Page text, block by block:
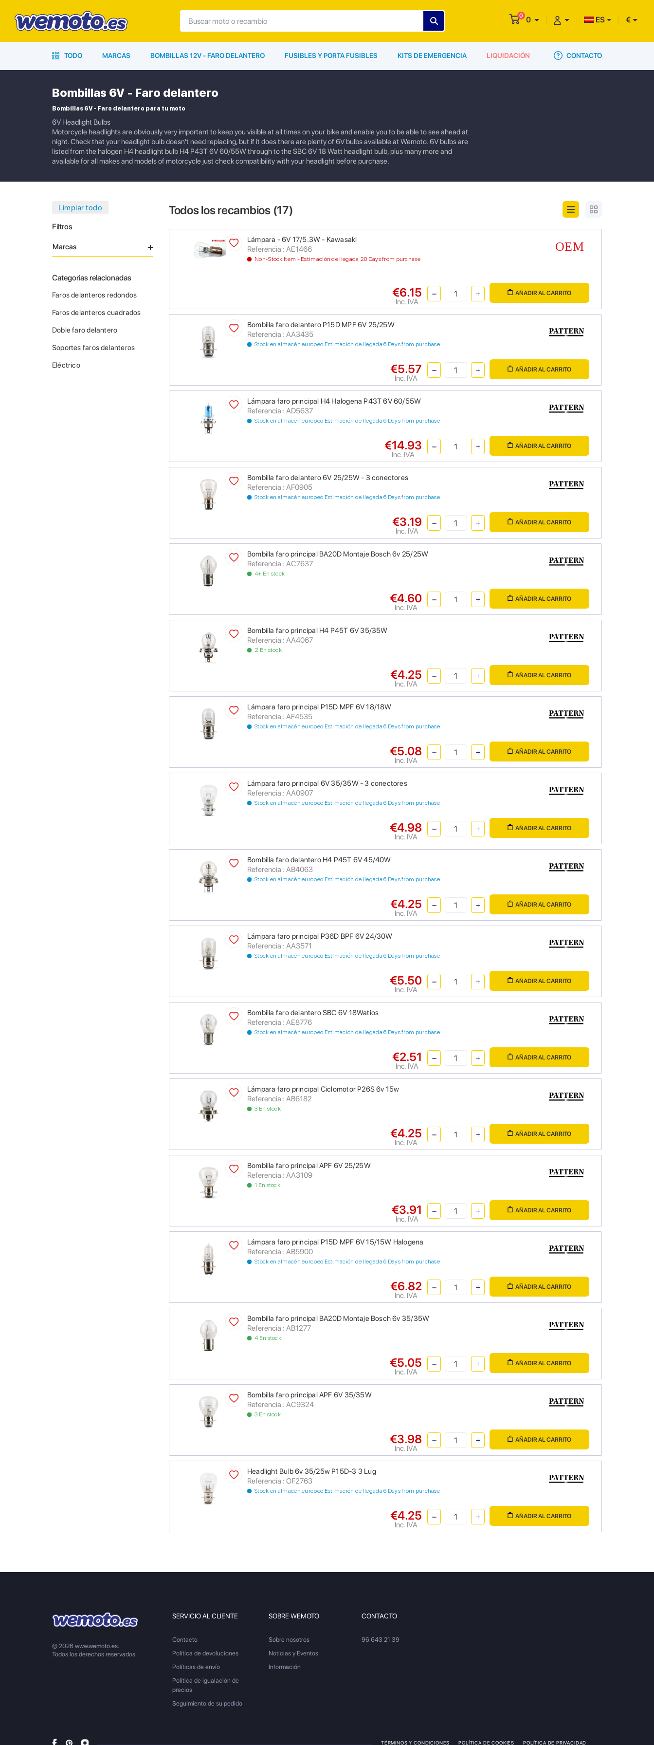
0 0 ES €
TODO MARCAS BOMBILLAS 12V - FARO DELANTERO FUSIBLES Y PORTA FUSIBLES KITS DE EMERGENCIA LIQUIDACIÓN CONTACTO
Bombillas 6V - Faro delantero
Bombillas 6V - Faro delantero para tu moto
6V Headlight Bulbs
Motorcycle headlights are obviously very important to keep you visible at all times on your bike and enable you to be able to see ahead at
night. Check that your headlight bulb doesn't need replacing, but if it does there are plenty of 6V bulbs available at Wemoto. 6V bulbs are
listed from the halogen H4 headlight bulb H4 P43T 6V 60/55W through to the SBC 6V 18 Watt headlight bulb, plus many more and
available for all makes and models of motorcycle just check compatibility with your headlight before purchase.
Filtros
Marcas
Categorias relacionadas
Faros delanteros redondos
Faros delanteros cuadrados
Doble faro delantero
Soportes faros delanteros
Eléctrico
Todos los recambios (17)
Lámpara - 6V 17/5.3W - Kawasaki
Referencia : AE1466
Non-Stock Item - Estimación de llegada 20 Days from purchase
€6.15
Inc. IVA
AÑADIR AL CARRITO
Bombilla faro delantero P15D MPF 6V 25/25W
Referencia : AA3435
Stock en almacén europeo Estimación de llegada 6 Days from purchase
€5.57
Inc. IVA
AÑADIR AL CARRITO
Lámpara faro principal H4 Halogena P43T 6V 60/55W
Referencia : AD5637
Stock en almacén europeo Estimación de llegada 6 Days from purchase
€14.93
Inc. IVA
AÑADIR AL CARRITO
Bombilla faro delantero 6V 25/25W - 3 conectores
Referencia : AF0905
Stock en almacén europeo Estimación de llegada 6 Days from purchase
€3.19
Inc. IVA
AÑADIR AL CARRITO
Bombilla faro principal BA20D Montaje Bosch 6v 25/25W
Referencia : AC7637
4+ En stock
€4.60
Inc. IVA
AÑADIR AL CARRITO
Bombilla faro principal H4 P45T 6V 35/35W
Referencia : AA4067
2 En stock
€4.25
Inc. IVA
AÑADIR AL CARRITO
Lámpara faro principal P15D MPF 6V 18/18W
Referencia : AF4535
Stock en almacén europeo Estimación de llegada 6 Days from purchase
€5.08
Inc. IVA
AÑADIR AL CARRITO
Lámpara faro principal 6V 35/35W - 3 conectores
Referencia : AA0907
Stock en almacén europeo Estimación de llegada 6 Days from purchase
€4.98
Inc. IVA
AÑADIR AL CARRITO
Bombilla faro delantero H4 P45T 6V 45/40W
Referencia : AB4063
Stock en almacén europeo Estimación de llegada 6 Days from purchase
€4.25
Inc. IVA
AÑADIR AL CARRITO
Lámpara faro principal P36D BPF 6V 24/30W
Referencia : AA3571
Stock en almacén europeo Estimación de llegada 6 Days from purchase
€5.50
Inc. IVA
AÑADIR AL CARRITO
Bombilla faro delantero SBC 6V 18Watios
Referencia : AE8776
Stock en almacén europeo Estimación de llegada 6 Days from purchase
€2.51
Inc. IVA
AÑADIR AL CARRITO
Lámpara faro principal Ciclomotor P26S 6v 15w
Referencia : AB6182
3 En stock
€4.25
Inc. IVA
AÑADIR AL CARRITO
Bombilla faro principal APF 6V 25/25W
Referencia : AA3109
1 En stock
€3.91
Inc. IVA
AÑADIR AL CARRITO
Lámpara faro principal P15D MPF 6V 15/15W Halogena
Referencia : AB5900
Stock en almacén europeo Estimación de llegada 6 Days from purchase
€6.82
Inc. IVA
AÑADIR AL CARRITO
Bombilla faro principal BA20D Montaje Bosch 6v 35/35W
Referencia : AB1277
4 En stock
€5.05
Inc. IVA
AÑADIR AL CARRITO
Bombilla faro principal APF 6V 35/35W
Referencia : AC9324
3 En stock
€3.98
Inc. IVA
AÑADIR AL CARRITO
Headlight Bulb 6v 35/25w P15D-3 3 Lug
Referencia : OF2763
Stock en almacén europeo Estimación de llegada 6 Days from purchase
€4.25
Inc. IVA
AÑADIR AL CARRITO
© 2026 www.wemoto.es.
Todos los derechos reservados.
SERVICIO AL CLIENTE
Contacto
Política de devoluciones
Políticas de envío
Política de igualación de
precios
Seguimiento de su pedido
SOBRE WEMOTO
Sobre nosotros
Noticias y Eventos
Información
CONTACTO
96 643 21 39
TÉRMINOS Y CONDICIONES POLÍTICA DE COOKIES POLÍTICA DE PRIVACIDAD